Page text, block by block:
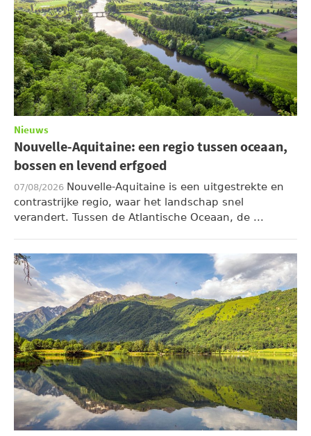
Nieuws
Nouvelle-Aquitaine: een regio tussen oceaan,
bossen en levend erfgoed
07/08/2026 Nouvelle-Aquitaine is een uitgestrekte en
contrastrijke regio, waar het landschap snel
verandert. Tussen de Atlantische Oceaan, de ...